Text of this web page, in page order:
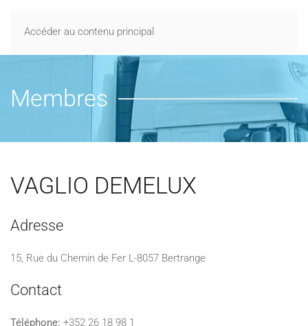
Accéder au contenu principal
Membres
VAGLIO DEMELUX
Adresse
15, Rue du Chemin de Fer L-8057 Bertrange
Contact
Téléphone: +352 26 18 98 1